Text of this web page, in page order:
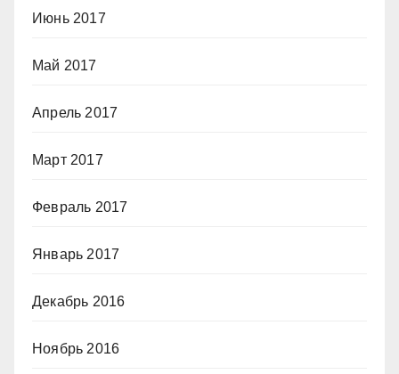
Июнь 2017
Май 2017
Апрель 2017
Март 2017
Февраль 2017
Январь 2017
Декабрь 2016
Ноябрь 2016